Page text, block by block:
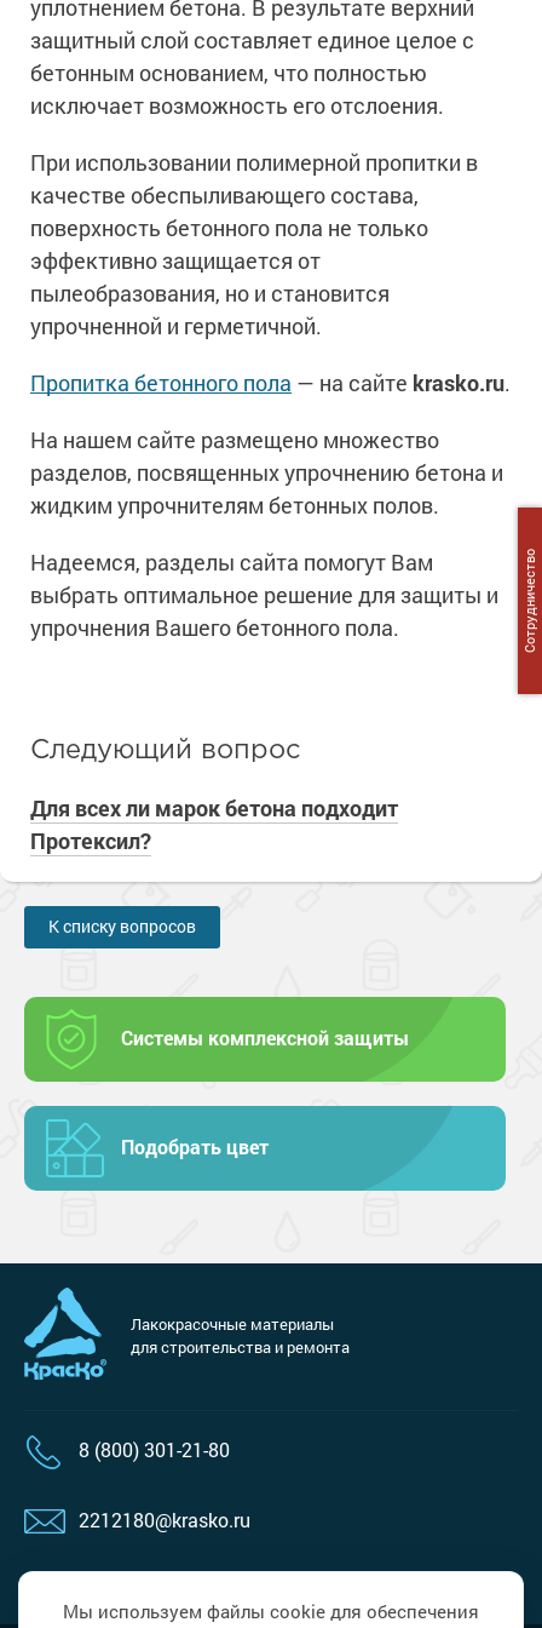
Ингибиторы коррозии
Растворители и разбавители для металла
Сопутствующие товары
Пищевая промышленность
Нефтегазовая промышленность
Жидкая теплоизоляция
Для металла
Сопутствующие товары
Экологичные материалы
Для бетонных полов
Для металла
Для фасада
Для дерева
Для интерьеров
Антистатические покрытия
Для бетона
Сопутствующие товары
Промышленные покрытия
Промышленные полы
Ремонт промышленных полов
Промышленные металлоконструкции
Промышленное оборудование
Промышленные ремонтные покрытия для металла
Промышленные стены
Сопутствующие товары
Холодное цинкование
Грунтовки для холодного цинкования
Сопутствующие товары
Для металла
Сопутствующие товары
Толстослойные грунт-эмали
Алюминиевые краски
Морозостойкие краски
Морозостойкие краски для бетонных полов
Морозостойкие краски для металла
Морозостойкие краски для фасада
Сопутствующие товары
уплотнением бетона. В результате верхний
защитный слой составляет единое целое с
бетонным основанием, что полностью
исключает возможность его отслоения.
При использовании полимерной пропитки в
качестве обеспыливающего состава,
поверхность бетонного пола не только
эффективно защищается от
пылеобразования, но и становится
упрочненной и герметичной.
Пропитка бетонного пола — на сайте krasko.ru.
На нашем сайте размещено множество
разделов, посвященных упрочнению бетона и
жидким упрочнителям бетонных полов.
Надеемся, разделы сайта помогут Вам
выбрать оптимальное решение для защиты и
упрочнения Вашего бетонного пола.
Следующий вопрос
Для всех ли марок бетона подходит
Протексил?
К списку вопросов
Системы комплексной защиты
Подобрать цвет
Лакокрасочные материалы
для строительства и ремонта
8 (800) 301-21-80
2212180@krasko.ru
Сотрудничество
Мы используем файлы cookie для обеспечения